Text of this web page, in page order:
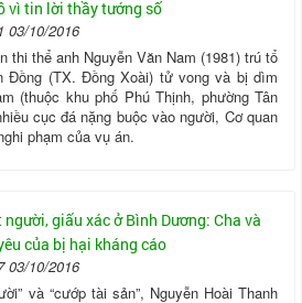
vì tin lời thầy tướng số
03/10/2016
thi thể anh Nguyễn Văn Nam (1981) trú tổ
Đồng (TX. Đồng Xoài) tử vong và bị dìm
(thuộc khu phố Phú Thịnh, phường Tân
cục đá nặng buộc vào người, Cơ quan
phạm của vụ án.
người, giấu xác ở Bình Dương: Cha và
của bị hại kháng cáo
03/10/2016
và “cướp tài sản”, Nguyễn Hoài Thanh